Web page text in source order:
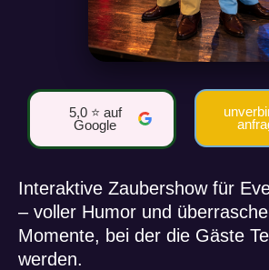
5,0 ⭐ auf
Google
Interaktive Zaubershow für
– voller Humor und
Momente, bei der die Gäste
werden.